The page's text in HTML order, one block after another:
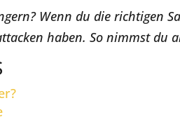
Wenn du die richtigen
haben. So nimmst du